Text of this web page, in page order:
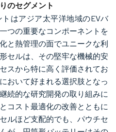
のセグメント
はアジア太平洋地域のEVバ
つの重要なコンポーネントを
と熱管理の面でユニークな利
セルは、その堅牢な機械的安
スから特に高く評価されてお
おいて好まれる選択肢となっ
続的な研究開発の取り組みに
コスト最適化の改善とともに
ルほど支配的でも、パウチセ